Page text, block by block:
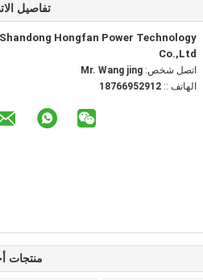
تفاصيل
Shandong Hongfan Power Technology
Co.,Ltd
اتصل شخص: Mr. Wang jing
الهاتف :: 18766952912
منتجات